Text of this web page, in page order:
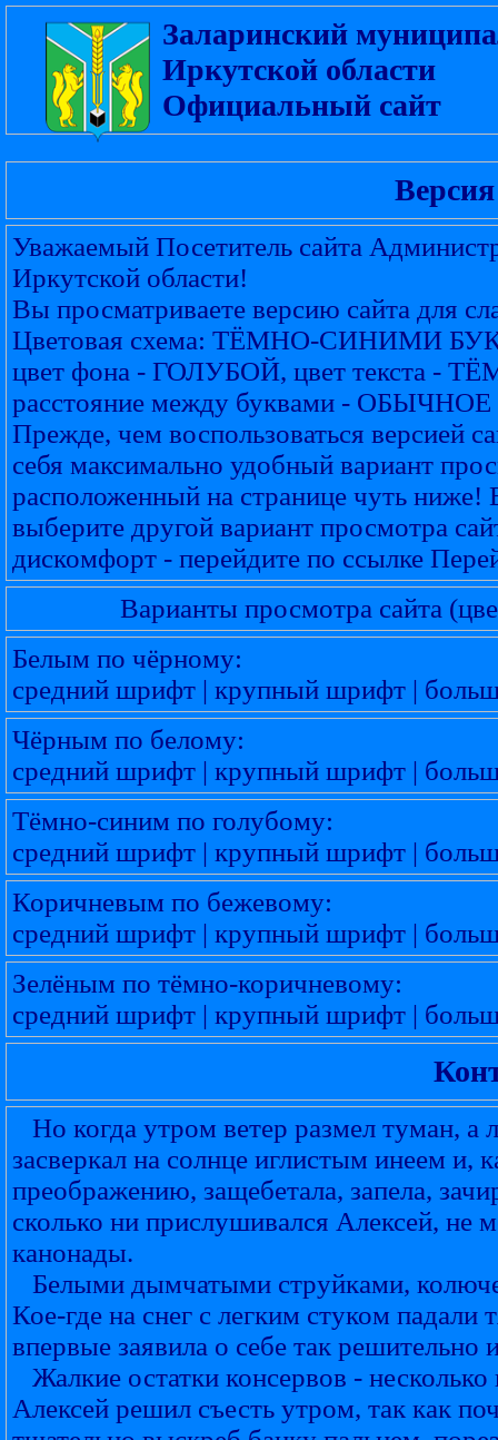
Заларинский
Иркутской области
Официальный сайт
Уважаемый Посетитель сайта
Иркутской области!
Вы просматриваете версию сайта для
Цветовая схема: ТЁМНО-СИНИМИ
цвет фона - ГОЛУБОЙ, цвет текста
расстояние между буквами - ОБЫЧНОЕ
Прежде, чем воспользоваться версией
себя максимально удобный вариант
расположенный на странице чуть
выберите другой вариант просмотра
дискомфорт - перейдите по ссылке
Варианты просмотра сайта
Белым по чёрному:
средний шрифт | крупный шрифт |
Чёрным по белому:
средний шрифт | крупный шрифт |
Тёмно-синим по голубому:
средний шрифт | крупный шрифт |
Коричневым по бежевому:
средний шрифт | крупный шрифт |
Зелёным по тёмно-коричневому:
средний шрифт | крупный шрифт |
Но когда утром ветер размел туман, а
засверкал на солнце иглистым инеем и,
преображению, защебетала, запела,
сколько ни прислушивался Алексей, не
канонады.
Белыми дымчатыми струйками, колюче
Кое-где на снег с легким стуком
впервые заявила о себе так решительно
Жалкие остатки консервов -
Алексей решил съесть утром, так как